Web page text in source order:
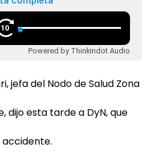
10
Powered by Thinkindot Audio
jefa del Nodo de Salud Zona
dijo esta tarde a DyN, que